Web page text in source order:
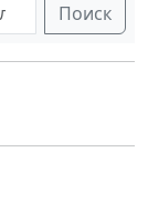
Поиск